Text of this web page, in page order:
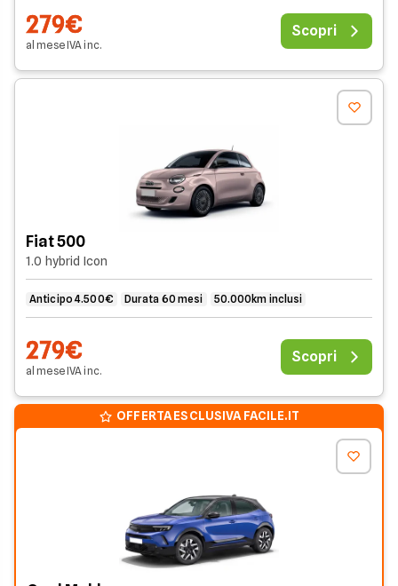
279€
al meseIVAinc.
Scopri
Fiat 500
1.0 hybrid Icon
Anticipo 4.500€ Durata 60 mesi 50.000km inclusi
279€
al meseIVAinc.
Scopri
OFFERTA ESCLUSIVA FACILE.IT